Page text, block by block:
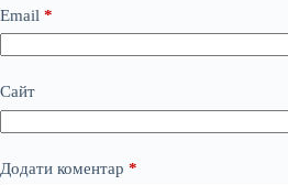
Email *
Сайт
Додати коментар *